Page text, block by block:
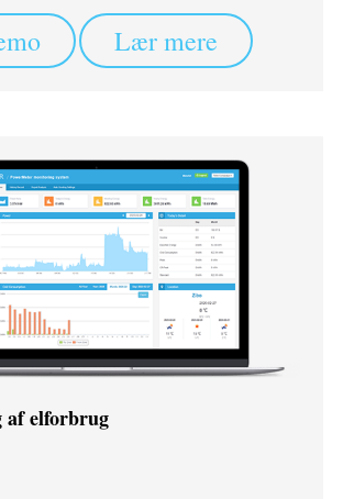
Lær mere
af elforbrug